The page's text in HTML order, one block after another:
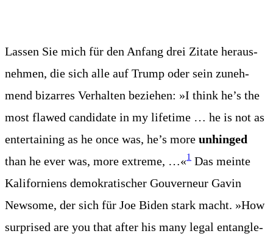
Las­sen Sie mich für den Anfang drei Zita­te her­aus­
neh­men, die sich alle auf Trump oder sein zuneh­
mend bizar­res Ver­hal­ten bezie­hen: »I think he’s the
most fla­wed can­di­da­te in my life­time … he is not as
enter­tai­ning as he once was, he’s more unhin­ged
than he ever was, more extre­me, …«1 Das mein­te
Kali­for­ni­ens demo­kra­ti­scher Gou­ver­neur Gavin
News­o­me, der sich für Joe Biden stark macht. »How
sur­pri­sed are you that after his many legal ent­an­gle­